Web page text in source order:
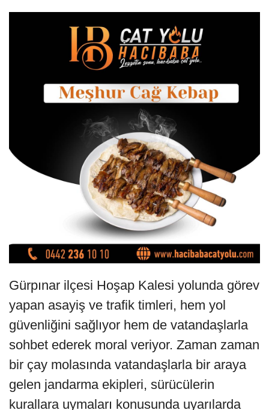
Gürpınar ilçesi Hoşap Kalesi yolunda görev
yapan asayiş ve trafik timleri, hem yol
güvenliğini sağlıyor hem de vatandaşlarla
sohbet ederek moral veriyor. Zaman zaman
bir çay molasında vatandaşlarla bir araya
gelen jandarma ekipleri, sürücülerin
kurallara uymaları konusunda uyarılarda